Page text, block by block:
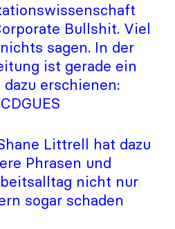
Bullshit. Viel
sagen. In der
ist gerade ein
erschienen:
Littrell hat dazu
Phrasen und
nicht nur
sogar schaden